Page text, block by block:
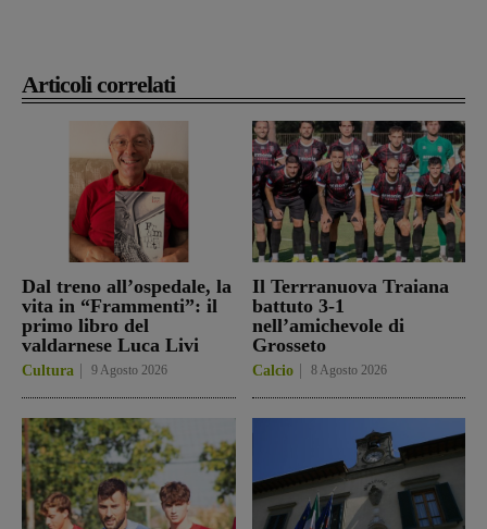
Articoli correlati
Dal treno all’ospedale, la
vita in “Frammenti”: il
primo libro del
valdarnese Luca Livi
Cultura 9 Agosto 2026
Il Terrranuova Traiana
battuto 3-1
nell’amichevole di
Grosseto
Calcio 8 Agosto 2026